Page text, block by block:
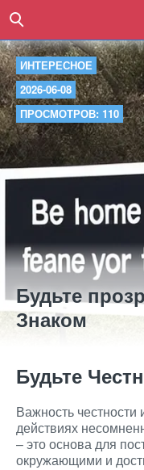
ИНТЕРЕСНОЕ
2026-06-08
ПРОСМОТРОВ: 110
Будьте
Знаком
Будьте
Важность
действиях
– это основа для
окружающими и